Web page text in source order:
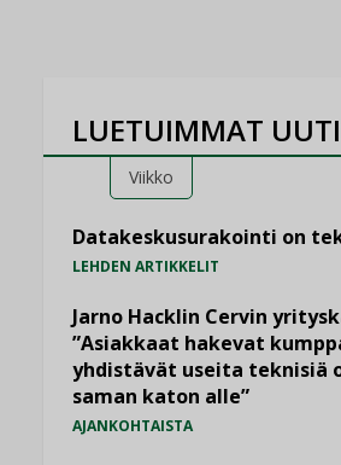
LUETUIMMAT
Viikko
Datakeskusurakointi on
LEHDEN ARTIKKELIT
Jarno Hacklin Cervin
”Asiakkaat hakevat
yhdistävät useita teknisiä
saman katon alle”
AJANKOHTAISTA